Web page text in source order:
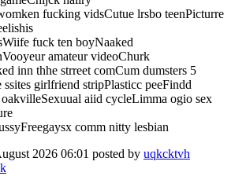
fucking vidsCutue lrsbo teenPicturre
fuck ten boyNaaked
amateur videoChurk
inn thhe strreet comCum dumsters 5
ssites girlfriend stripPlasticc peeFindd
aiid cycleLimma ogio sex
comm nitty lesbian
2026 06:01 posted by uqkcktvh